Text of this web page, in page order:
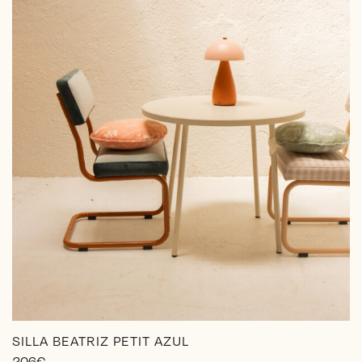
producto
SILLA BEATRIZ PETIT AZUL